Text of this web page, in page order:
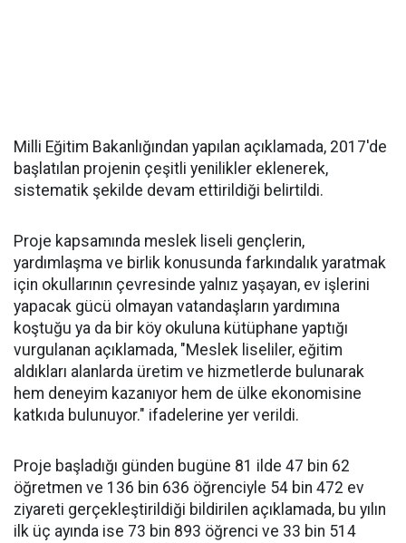
Milli Eğitim Bakanlığından yapılan açıklamada, 2017'de
başlatılan projenin çeşitli yenilikler eklenerek,
sistematik şekilde devam ettirildiği belirtildi.
Proje kapsamında meslek liseli gençlerin,
yardımlaşma ve birlik konusunda farkındalık yaratmak
için okullarının çevresinde yalnız yaşayan, ev işlerini
yapacak gücü olmayan vatandaşların yardımına
koştuğu ya da bir köy okuluna kütüphane yaptığı
vurgulanan açıklamada, "Meslek liseliler, eğitim
aldıkları alanlarda üretim ve hizmetlerde bulunarak
hem deneyim kazanıyor hem de ülke ekonomisine
katkıda bulunuyor." ifadelerine yer verildi.
Proje başladığı günden bugüne 81 ilde 47 bin 62
öğretmen ve 136 bin 636 öğrenciyle 54 bin 472 ev
ziyareti gerçekleştirildiği bildirilen açıklamada, bu yılın
ilk üç ayında ise 73 bin 893 öğrenci ve 33 bin 514